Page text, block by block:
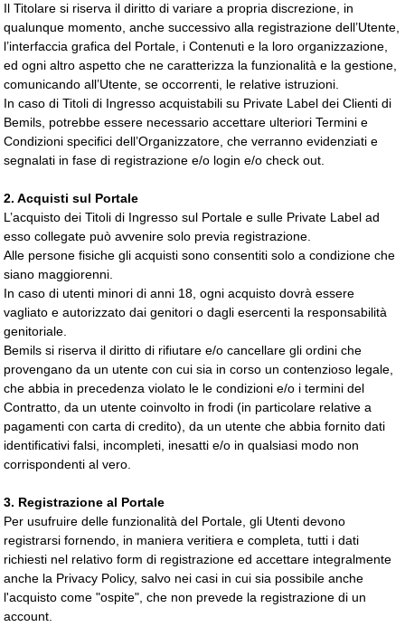
Il Titolare si riserva il diritto di variare a propria discrezione, in
qualunque momento, anche successivo alla registrazione dell’Utente,
l’interfaccia grafica del Portale, i Contenuti e la loro organizzazione,
ed ogni altro aspetto che ne caratterizza la funzionalità e la gestione,
comunicando all’Utente, se occorrenti, le relative istruzioni.
In caso di Titoli di Ingresso acquistabili su Private Label dei Clienti di
Bemils, potrebbe essere necessario accettare ulteriori Termini e
Condizioni specifici dell’Organizzatore, che verranno evidenziati e
segnalati in fase di registrazione e/o login e/o check out.
2. Acquisti sul Portale
L’acquisto dei Titoli di Ingresso sul Portale e sulle Private Label ad
esso collegate può avvenire solo previa registrazione.
Alle persone fisiche gli acquisti sono consentiti solo a condizione che
siano maggiorenni.
In caso di utenti minori di anni 18, ogni acquisto dovrà essere
vagliato e autorizzato dai genitori o dagli esercenti la responsabilità
genitoriale.
Bemils si riserva il diritto di rifiutare e/o cancellare gli ordini che
provengano da un utente con cui sia in corso un contenzioso legale,
che abbia in precedenza violato le le condizioni e/o i termini del
Contratto, da un utente coinvolto in frodi (in particolare relative a
pagamenti con carta di credito), da un utente che abbia fornito dati
identificativi falsi, incompleti, inesatti e/o in qualsiasi modo non
corrispondenti al vero.
3. Registrazione al Portale
Per usufruire delle funzionalità del Portale, gli Utenti devono
registrarsi fornendo, in maniera veritiera e completa, tutti i dati
richiesti nel relativo form di registrazione ed accettare integralmente
anche la Privacy Policy, salvo nei casi in cui sia possibile anche
l'acquisto come "ospite", che non prevede la registrazione di un
account.